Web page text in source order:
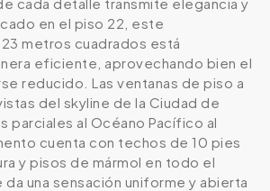
en el piso 22, este
metros cuadrados está
eficiente, aprovechando bien el
reducido. Las ventanas de piso a
del skyline de la Ciudad de
parciales al Océano Pacífico al
cuenta con techos de 10 pies
y pisos de mármol en todo el
una sensación uniforme y abierta